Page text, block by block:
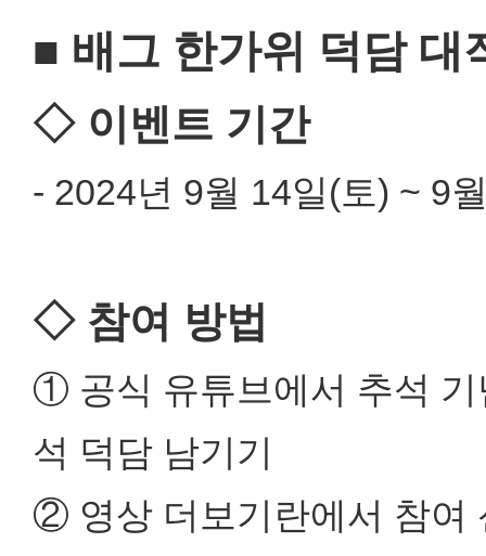
■ 배그 한가위 덕담 대
◇ 이벤트 기간
- 2024년 9월 14일(토) ~ 9
◇ 참여 방법
① 공식 유튜브에서 추석 기
석 덕담 남기기
② 영상 더보기란에서 참여